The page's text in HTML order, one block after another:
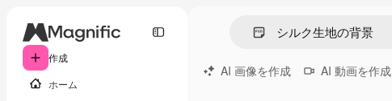
作成
ホーム
AI 画像を作成 AI 動画を作成